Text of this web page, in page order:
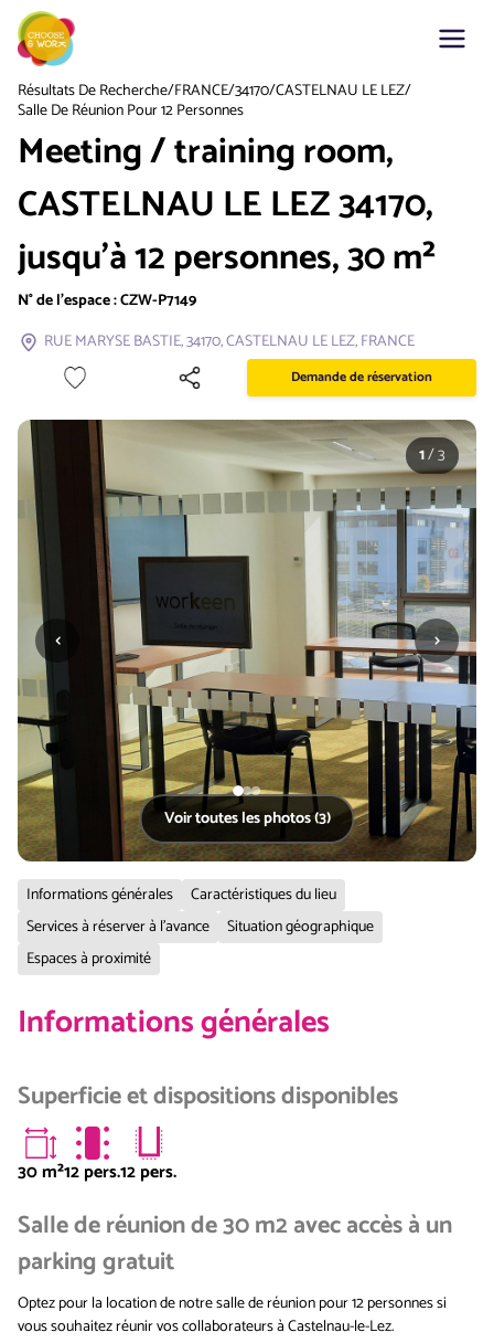
Résultats De Recherche/FRANCE/34170/CASTELNAU LE LEZ/
Salle De Réunion Pour 12 Personnes
Meeting / training room,
CASTELNAU LE LEZ 34170,
jusqu'à 12 personnes, 30 m²
N° de l'espace :CZW-P7149
RUE MARYSE BASTIE, 34170, CASTELNAU LE LEZ, FRANCE
Demande de réservation
‹ ›
1/3
Voir toutes les photos (3)
Informations générales
Caractéristiques du lieu
Services à réserver à l'avance
Situation géographique
Espaces à proximité
Informations générales
Superficie et dispositions disponibles
30m²12 pers.12 pers.
Salle de réunion de 30 m2 avec accès à un
parking gratuit
Optez pour la location de notre salle de réunion pour 12 personnes si
vous souhaitez réunir vos collaborateurs à Castelnau-le-Lez.